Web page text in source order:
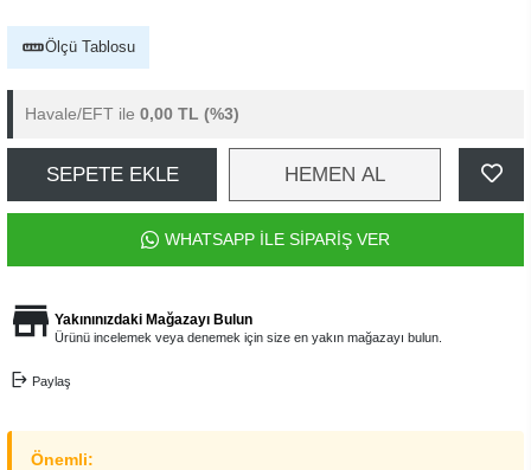
Ölçü Tablosu
Havale/EFT ile 0,00 TL (%3)
SEPETE EKLE HEMEN AL
WHATSAPP İLE SİPARİŞ VER
Yakınınızdaki Mağazayı Bulun
Ürünü incelemek veya denemek için size en yakın mağazayı bulun.
Paylaş
Önemli: